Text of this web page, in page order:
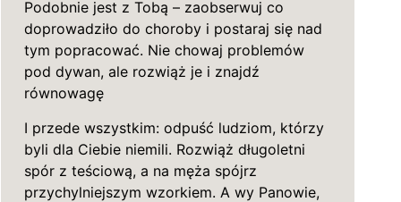
Podobnie jest z Tobą – zaobserwuj co
doprowadziło do choroby i postaraj się nad
tym popracować. Nie chowaj problemów
pod dywan, ale rozwiąż je i znajdź
równowagę
I przede wszystkim: odpuść ludziom, którzy
byli dla Ciebie niemili. Rozwiąż długoletni
spór z teściową, a na męża spójrz
przychylniejszym wzorkiem. A wy Panowie,